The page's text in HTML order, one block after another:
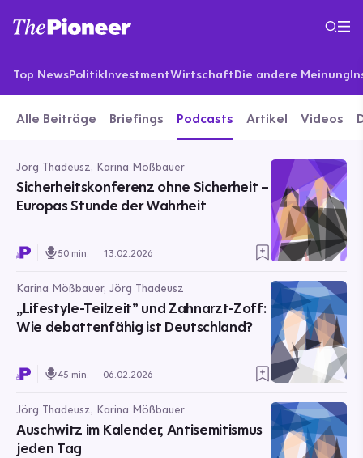
Top NewsPolitikInvestmentWirtschaftDie andere Meinung
Alle Beiträge Briefings Podcasts Artikel Videos
Jörg Thadeusz, Karina Mößbauer
Sicherheitskonferenz ohne Sicherheit –
Europas Stunde der Wahrheit
50 min. 13.02.2026
Karina Mößbauer, Jörg Thadeusz
„Lifestyle-Teilzeit” und Zahnarzt-Zoff:
Wie debattenfähig ist Deutschland?
45 min. 06.02.2026
Jörg Thadeusz, Karina Mößbauer
Auschwitz im Kalender, Antisemitismus
jeden Tag